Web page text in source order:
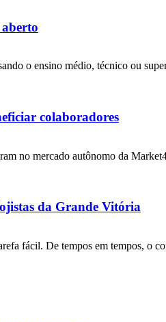
aberto
o ensino médio, técnico ou
colaboradores
no mercado autônomo da
da Grande Vitória
fácil. De tempos em tempos, o